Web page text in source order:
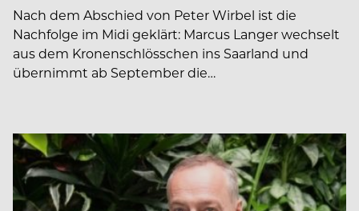
Nach dem Abschied von Peter Wirbel ist die
Nachfolge im Midi geklärt: Marcus Langer wechselt
aus dem Kronenschlösschen ins Saarland und
übernimmt ab September die…